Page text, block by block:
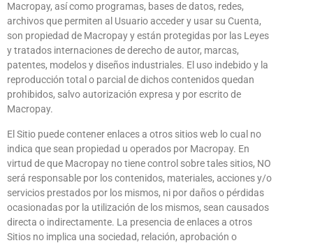
Macropay, así como programas, bases de datos, redes,
archivos que permiten al Usuario acceder y usar su Cuenta,
son propiedad de Macropay y están protegidas por las Leyes
y tratados internaciones de derecho de autor, marcas,
patentes, modelos y diseños industriales. El uso indebido y la
reproducción total o parcial de dichos contenidos quedan
prohibidos, salvo autorización expresa y por escrito de
Macropay.
El Sitio puede contener enlaces a otros sitios web lo cual no
indica que sean propiedad u operados por Macropay. En
virtud de que Macropay no tiene control sobre tales sitios, NO
será responsable por los contenidos, materiales, acciones y/o
servicios prestados por los mismos, ni por daños o pérdidas
ocasionadas por la utilización de los mismos, sean causados
directa o indirectamente. La presencia de enlaces a otros
Sitios no implica una sociedad, relación, aprobación o